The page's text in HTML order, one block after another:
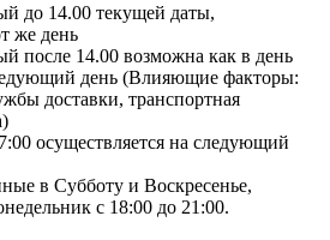
до 14.00 текущей даты,
же день
после 14.00 возможна как в день
день (Влияющие факторы:
доставки, транспортная
осуществляется на следующий
в Субботу и Воскресенье,
с 18:00 до 21:00.